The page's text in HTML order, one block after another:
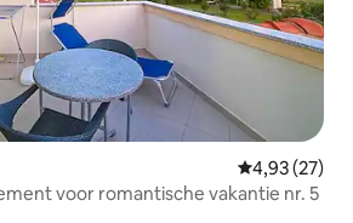
Gemiddelde
4,93 (27)
voor romantische vakantie nr. 5